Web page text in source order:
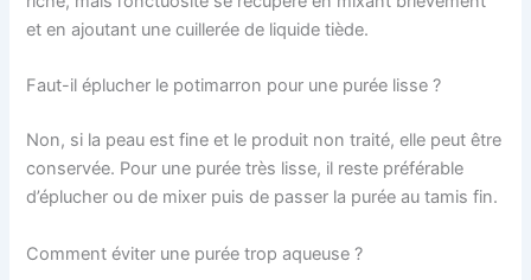
et en ajoutant une cuillerée de liquide tiède.
Faut-il éplucher le potimarron pour une purée lisse ?
Non, si la peau est fine et le produit non traité, elle peut être
conservée. Pour une purée très lisse, il reste préférable
d’éplucher ou de mixer puis de passer la purée au tamis fin.
Comment éviter une purée trop aqueuse ?